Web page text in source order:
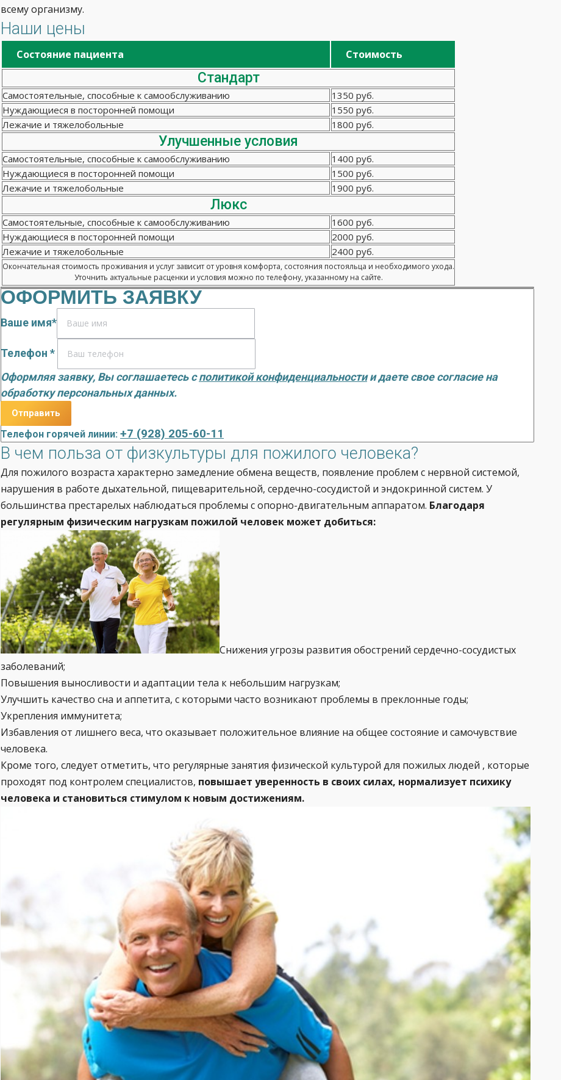
всему организму.
Наши цены
Состояние пациента Стоимость
Стандарт
Самостоятельные, способные к самообслуживанию
1350 руб.
Нуждающиеся в посторонней помощи
1550 руб.
Лежачие и тяжелобольные
1800 руб.
Улучшенные условия
Самостоятельные, способные к самообслуживанию
1400 руб.
Нуждающиеся в посторонней помощи
1500 руб.
Лежачие и тяжелобольные
1900 руб.
Люкс
Самостоятельные, способные к самообслуживанию
1600 руб.
Нуждающиеся в посторонней помощи
2000 руб.
Лежачие и тяжелобольные
2400 руб.
Окончательная стоимость проживания и услуг зависит от уровня комфорта, состояния постояльца и необходимого ухода.
Уточнить актуальные расценки и условия можно по телефону, указанному на сайте.
ОФОРМИТЬ ЗАЯВКУ
Ваше имя*
Телефон *
Оформляя заявку, Вы соглашаетесь сполитикой конфиденциальностии даете свое согласие на
обработку персональных данных.
Телефон горячей линии: +7 (928) 205-60-11
В чем польза от физкультуры для пожилого человека?
Для пожилого возраста характерно замедление обмена веществ, появление проблем с нервной системой,
нарушения в работе дыхательной, пищеварительной, сердечно-сосудистой и эндокринной систем. У
большинства престарелых наблюдаться проблемы с опорно-двигательным аппаратом. Благодаря
регулярным физическим нагрузкам пожилой человек может добиться:
Снижения угрозы развития обострений сердечно-сосудистых
заболеваний;
Повышения выносливости и адаптации тела к небольшим нагрузкам;
Улучшить качество сна и аппетита, с которыми часто возникают проблемы в преклонные годы;
Укрепления иммунитета;
Избавления от лишнего веса, что оказывает положительное влияние на общее состояние и самочувствие
человека.
Кроме того, следует отметить, что регулярные занятия физической культурой для пожилых людей , которые
проходят под контролем специалистов, повышает уверенность в своих силах, нормализует психику
человека и становиться стимулом к новым достижениям.